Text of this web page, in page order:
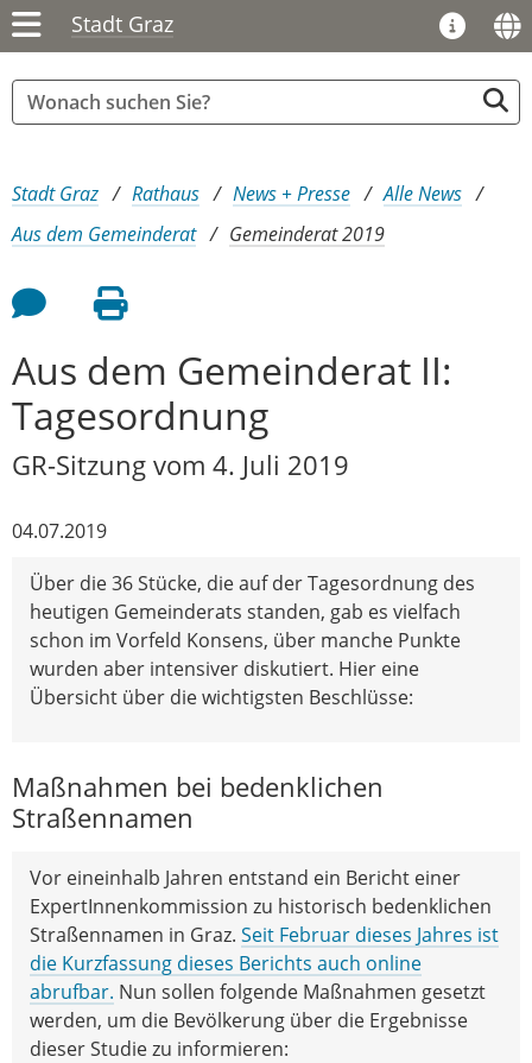
Stadt Graz
Sie sind hier:
Stadt Graz Rathaus News + Presse
Alle News
Aus dem Gemeinderat
Gemeinderat 2019
Feedback an Autor
Seite drucken
Aus dem Gemeinderat II:
Tagesordnung
GR-Sitzung vom 4. Juli 2019
04.07.2019
Über die 36 Stücke, die auf der Tagesordnung des
heutigen Gemeinderats standen, gab es vielfach
schon im Vorfeld Konsens, über manche Punkte
wurden aber intensiver diskutiert. Hier eine
Übersicht über die wichtigsten Beschlüsse:
Maßnahmen bei bedenklichen
Straßennamen
Vor eineinhalb Jahren entstand ein Bericht einer
ExpertInnenkommission zu historisch bedenklichen
Straßennamen in Graz. Seit Februar dieses Jahres ist
die Kurzfassung dieses Berichts auch online
abrufbar. Nun sollen folgende Maßnahmen gesetzt
werden, um die Bevölkerung über die Ergebnisse
dieser Studie zu informieren: